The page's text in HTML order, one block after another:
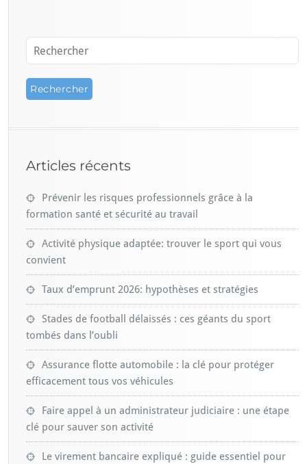
Articles récents
Prévenir les risques professionnels grâce à la
formation santé et sécurité au travail
Activité physique adaptée: trouver le sport qui vous
convient
Taux d’emprunt 2026: hypothèses et stratégies
Stades de football délaissés : ces géants du sport
tombés dans l’oubli
Assurance flotte automobile : la clé pour protéger
efficacement tous vos véhicules
Faire appel à un administrateur judiciaire : une étape
clé pour sauver son activité
Le virement bancaire expliqué : guide essentiel pour